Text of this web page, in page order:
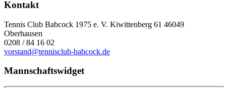
Kontakt
Tennis Club Babcock 1975 e. V. Kiwittenberg 61 46049
Oberhausen
0208 / 84 16 02
vorstand@tennisclub-babcock.de
Mannschaftswidget